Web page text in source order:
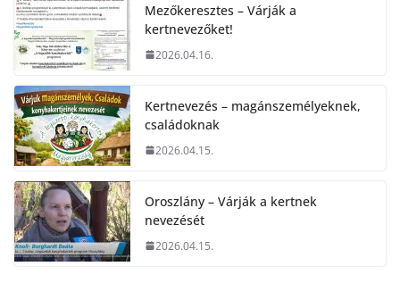
Mezőkeresztes – Várják a
kertnevezőket!
2026.04.16.
Kertnevezés – magánszemélyeknek,
családoknak
2026.04.15.
Oroszlány – Várják a kertnek
nevezését
2026.04.15.